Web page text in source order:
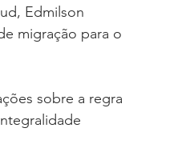
Edmilson
migração para o
sobre a regra